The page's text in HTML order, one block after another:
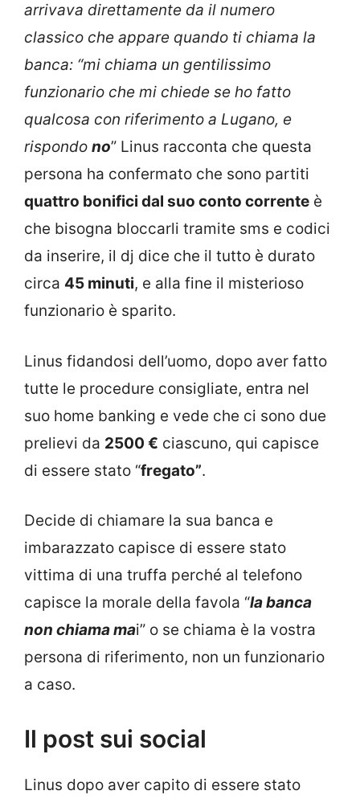
arrivava direttamente da il numero
classico che appare quando ti chiama la
banca: “mi chiama un gentilissimo
funzionario che mi chiede se ho fatto
qualcosa con riferimento a Lugano, e
rispondo no” Linus racconta che questa
persona ha confermato che sono partiti
quattro bonifici dal suo conto corrente è
che bisogna bloccarli tramite sms e codici
da inserire, il dj dice che il tutto è durato
circa 45 minuti, e alla fine il misterioso
funzionario è sparito.
Linus fidandosi dell’uomo, dopo aver fatto
tutte le procedure consigliate, entra nel
suo home banking e vede che ci sono due
prelievi da 2500 € ciascuno, qui capisce
di essere stato “fregato”.
Decide di chiamare la sua banca e
imbarazzato capisce di essere stato
vittima di una truffa perché al telefono
capisce la morale della favola “la banca
non chiama mai” o se chiama è la vostra
persona di riferimento, non un funzionario
a caso.
Il post sui social
Linus dopo aver capito di essere stato